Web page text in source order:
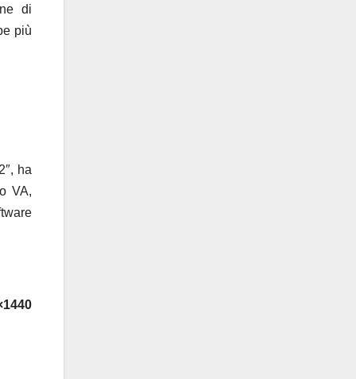
di
più
ha
VA,